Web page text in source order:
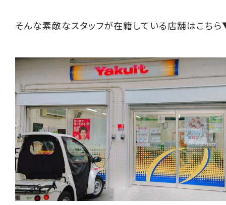
そんな素敵なスタッフが在籍している店舗はこち